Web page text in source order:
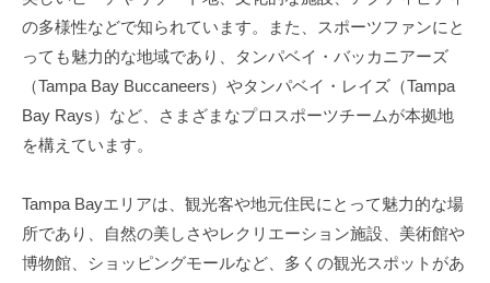
の多様性などで知られています。また、スポーツファンにと
っても魅力的な地域であり、タンパベイ・バッカニアーズ
（Tampa Bay Buccaneers）やタンパベイ・レイズ（Tampa
Bay Rays）など、さまざまなプロスポーツチームが本拠地
を構えています。
Tampa Bayエリアは、観光客や地元住民にとって魅力的な場
所であり、自然の美しさやレクリエーション施設、美術館や
博物館、ショッピングモールなど、多くの観光スポットがあ